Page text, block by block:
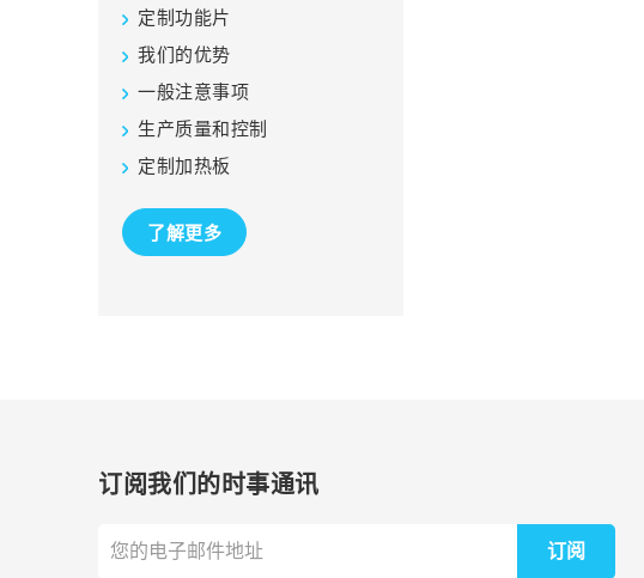
定制功能片
我们的优势
一般注意事项
生产质量和控制
定制加热板
了解更多
订阅我们的时事通讯
订阅